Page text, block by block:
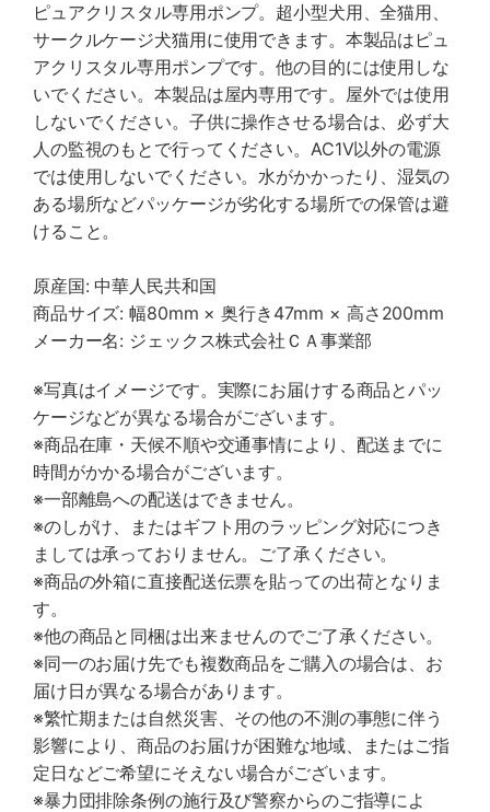
ピュアクリスタル専用ポンプ。超小型犬用、全猫用、
サークルケージ犬猫用に使用できます。本製品はピュ
アクリスタル専用ポンプです。他の目的には使用しな
いでください。本製品は屋内専用です。屋外では使用
しないでください。子供に操作させる場合は、必ず大
人の監視のもとで行ってください。AC1V以外の電源
では使用しないでください。水がかかったり、湿気の
ある場所などパッケージが劣化する場所での保管は避
けること。
原産国: 中華人民共和国
商品サイズ: 幅80mm × 奥行き47mm × 高さ200mm
メーカー名: ジェックス株式会社ＣＡ事業部
※写真はイメージです。実際にお届けする商品とパッ
ケージなどが異なる場合がございます。
※商品在庫・天候不順や交通事情により、配送までに
時間がかかる場合がございます。
※一部離島への配送はできません。
※のしがけ、またはギフト用のラッピング対応につき
ましては承っておりません。ご了承ください。
※商品の外箱に直接配送伝票を貼っての出荷となりま
す。
※他の商品と同梱は出来ませんのでご了承ください。
※同一のお届け先でも複数商品をご購入の場合は、お
届け日が異なる場合があります。
※繁忙期または自然災害、その他の不測の事態に伴う
影響により、商品のお届けが困難な地域、またはご指
定日などご希望にそえない場合がございます。
※暴力団排除条例の施行及び警察からのご指導によ